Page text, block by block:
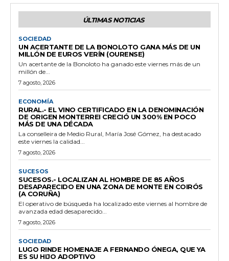
ÚLTIMAS NOTICIAS
SOCIEDAD
UN ACERTANTE DE LA BONOLOTO GANA MÁS DE UN
MILLÓN DE EUROS VERÍN (OURENSE)
Un acertante de la Bonoloto ha ganado este viernes más de un
millón de...
7 agosto, 2026
ECONOMÍA
RURAL.- EL VINO CERTIFICADO EN LA DENOMINACIÓN
DE ORIGEN MONTERREI CRECIÓ UN 300% EN POCO
MÁS DE UNA DÉCADA
La conselleira de Medio Rural, María José Gómez, ha destacado
este viernes la calidad...
7 agosto, 2026
SUCESOS
SUCESOS.- LOCALIZAN AL HOMBRE DE 85 AÑOS
DESAPARECIDO EN UNA ZONA DE MONTE EN COIRÓS
(A CORUÑA)
El operativo de búsqueda ha localizado este viernes al hombre de
avanzada edad desaparecido...
7 agosto, 2026
SOCIEDAD
LUGO RINDE HOMENAJE A FERNANDO ÓNEGA, QUE YA
ES SU HIJO ADOPTIVO